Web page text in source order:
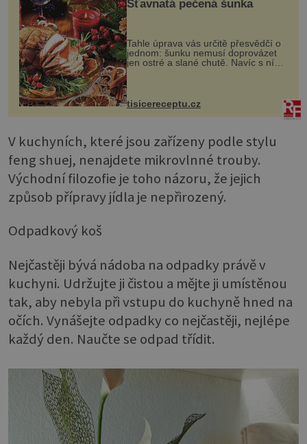
Šťavnatá pečená šunka
Tahle úprava vás určitě přesvědčí o
jednom: šunku nemusí doprovázet
jen ostré a slané chutě. Navíc s ní
nakrmíte poměrně hodně hladových
krků. Ingredience sádlo 3 kg šunky
vcelku 3 stroužky česneku hl...
tisicereceptu.cz
V kuchyních, které jsou zařízeny podle stylu
feng shuej, nenajdete mikrovlnné trouby.
Východní filozofie je toho názoru, že jejich
způsob přípravy jídla je nepřirozený.
Odpadkový koš
Nejčastěji bývá nádoba na odpadky právě v
kuchyni. Udržujte ji čistou a mějte ji umístěnou
tak, aby nebyla při vstupu do kuchyně hned na
očích. Vynášejte odpadky co nejčastěji, nejlépe
každý den. Naučte se odpad třídit.